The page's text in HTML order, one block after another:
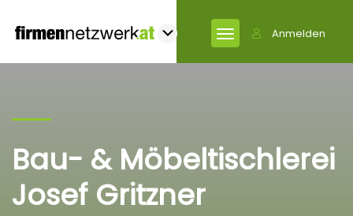
Anmelden
Bau- & Möbeltischlerei
Josef Gritzner